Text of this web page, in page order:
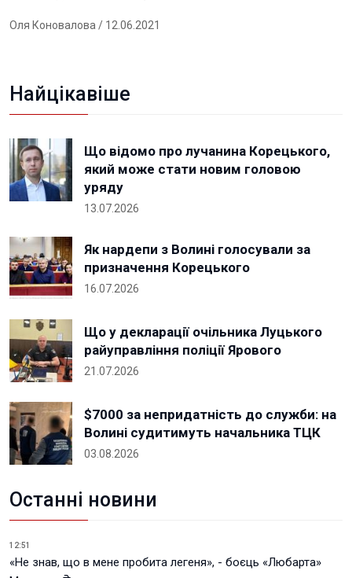
Оля Коновалова / 12.06.2021
Найцікавіше
Що відомо про лучанина Корецького,
який може стати новим головою
уряду
13.07.2026
Як нардепи з Волині голосували за
призначення Корецького
16.07.2026
Що у декларації очільника Луцького
райуправління поліції Ярового
21.07.2026
$7000 за непридатність до служби: на
Волині судитимуть начальника ТЦК
03.08.2026
Останні новини
12:51
«Не знав, що в мене пробита легеня», - боєць «Любарта»